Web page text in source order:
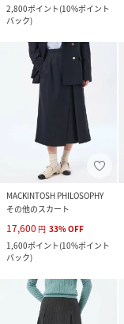
2,800ポイント(10%ポイント
バック)
MACKINTOSH PHILOSOPHY
その他のスカート
17,600 円 33%OFF
1,600ポイント(10%ポイント
バック)